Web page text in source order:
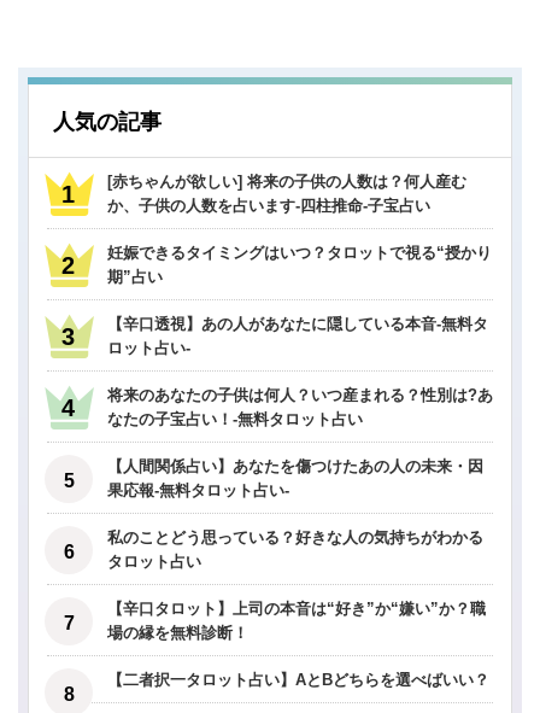
人気の記事
[赤ちゃんが欲しい] 将来の子供の人数は？何人産む
か、子供の人数を占います-四柱推命-子宝占い
妊娠できるタイミングはいつ？タロットで視る“授かり
期”占い
【辛口透視】あの人があなたに隠している本音-無料タ
ロット占い-
将来のあなたの子供は何人？いつ産まれる？性別は?あ
なたの子宝占い！-無料タロット占い
【人間関係占い】あなたを傷つけたあの人の未来・因
果応報-無料タロット占い-
私のことどう思っている？好きな人の気持ちがわかる
タロット占い
【辛口タロット】上司の本音は“好き”か“嫌い”か？職
場の縁を無料診断！
【二者択一タロット占い】AとBどちらを選べばいい？